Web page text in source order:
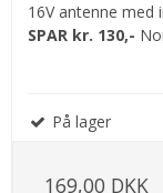
16V antenne
SPAR kr. 130,-
På lager
169,00 DKK